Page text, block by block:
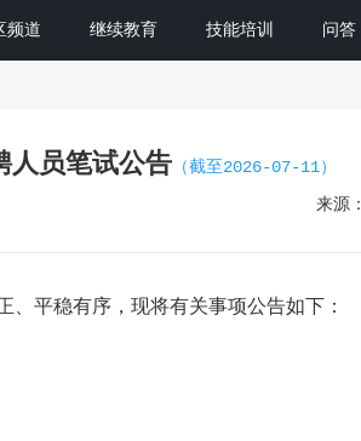
频道 继续教育 技能培训 问答
人员笔试公告 （截至2026-07-11）
来源：
平稳有序，现将有关事项公告如下：